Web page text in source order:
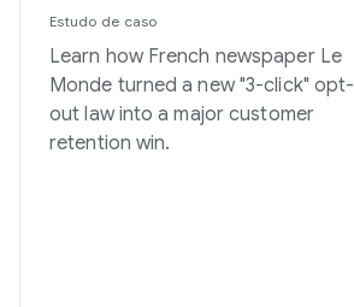
Estudo de caso
Learn how French newspaper Le
Monde turned a new "3-click" opt-
out law into a major customer
retention win.